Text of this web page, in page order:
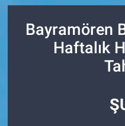
Bayramören
Haftalık
Son Dakika Haberleri